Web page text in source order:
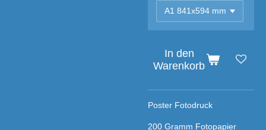
In den
Warenkorb
Poster Fotodruck
200 Gramm Fotopapier